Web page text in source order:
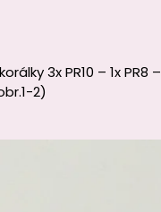
3x PR10 – 1x PR8 –
2)